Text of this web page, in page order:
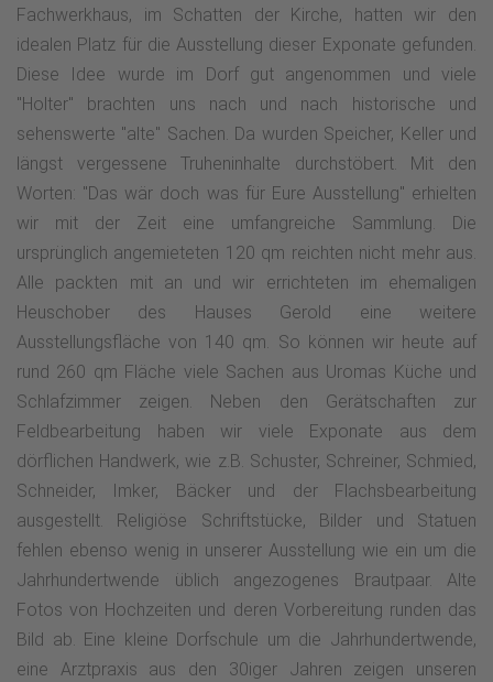
Fachwerkhaus, im Schatten der Kirche, hatten wir den
idealen Platz für die Ausstellung dieser Exponate gefunden.
Diese Idee wurde im Dorf gut angenommen und viele
"Holter" brachten uns nach und nach historische und
sehenswerte "alte" Sachen. Da wurden Speicher, Keller und
längst vergessene Truheninhalte durchstöbert. Mit den
Worten: "Das wär doch was für Eure Ausstellung" erhielten
wir mit der Zeit eine umfangreiche Sammlung. Die
ursprünglich angemieteten 120 qm reichten nicht mehr aus.
Alle packten mit an und wir errichteten im ehemaligen
Heuschober des Hauses Gerold eine weitere
Ausstellungsfläche von 140 qm. So können wir heute auf
rund 260 qm Fläche viele Sachen aus Uromas Küche und
Schlafzimmer zeigen. Neben den Gerätschaften zur
Feldbearbeitung haben wir viele Exponate aus dem
dörflichen Handwerk, wie z.B. Schuster, Schreiner, Schmied,
Schneider, Imker, Bäcker und der Flachsbearbeitung
ausgestellt. Religiöse Schriftstücke, Bilder und Statuen
fehlen ebenso wenig in unserer Ausstellung wie ein um die
Jahrhundertwende üblich angezogenes Brautpaar. Alte
Fotos von Hochzeiten und deren Vorbereitung runden das
Bild ab. Eine kleine Dorfschule um die Jahrhundertwende,
eine Arztpraxis aus den 30iger Jahren zeigen unseren